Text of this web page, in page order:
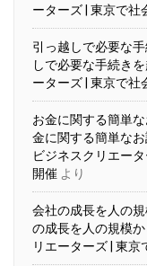
ーターズ | 東京で
引っ越しで必要な
しで必要な手続き
ーターズ | 東京で
お金に関する簡単
金に関する簡単な
ビジネスクリエー
開催 より
会社の成長を人の
の成長を人の規模
リエーターズ | 東